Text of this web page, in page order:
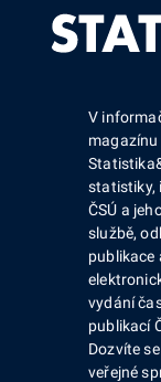
V
statistiky,
ČSÚ a
službě,
publikace
vydání
publikací
Dozvíte
veřejné